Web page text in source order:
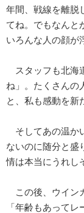
年間、戦線を離脱
てね。でもなん
いろんな人の顔が
スタッフも北海
ね」。たくさんの
と、私も感動を新
そしてあの温か
ないのに随分と盛
情は本当にうれし
この後、ウイン
「年齢もあって